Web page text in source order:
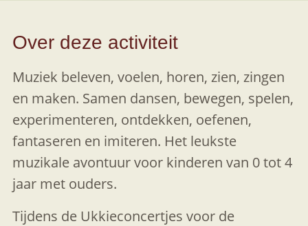
Over deze activiteit
Muziek beleven, voelen, horen, zien, zingen
en maken. Samen dansen, bewegen, spelen,
experimenteren, ontdekken, oefenen,
fantaseren en imiteren. Het leukste
muzikale avontuur voor kinderen van 0 tot 4
jaar met ouders.
Tijdens de Ukkieconcertjes voor de